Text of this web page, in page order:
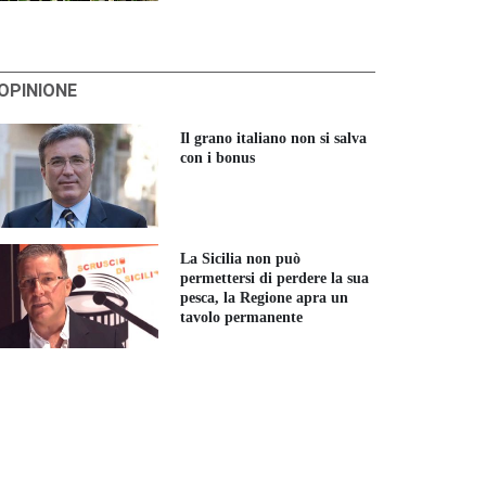
Il grano italiano non si salva
con i bonus
La Sicilia non può
permettersi di perdere la sua
pesca, la Regione apra un
tavolo permanente